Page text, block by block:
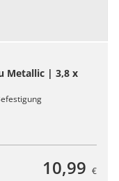
Metallic | 3,8 x
10,99 €